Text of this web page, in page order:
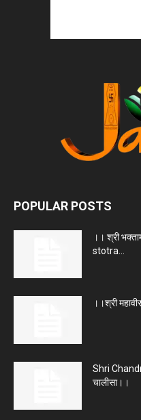
POPULAR POSTS
।। श्री
stotra...
।।श्री
Shri
चालीसा।।